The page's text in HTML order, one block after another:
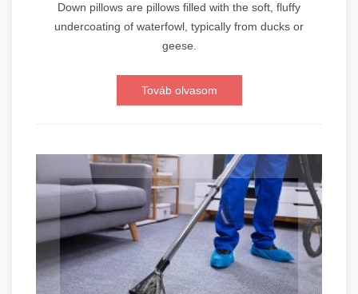
Down pillows are pillows filled with the soft, fluffy
undercoating of waterfowl, typically from ducks or
geese.
Továb olvasom